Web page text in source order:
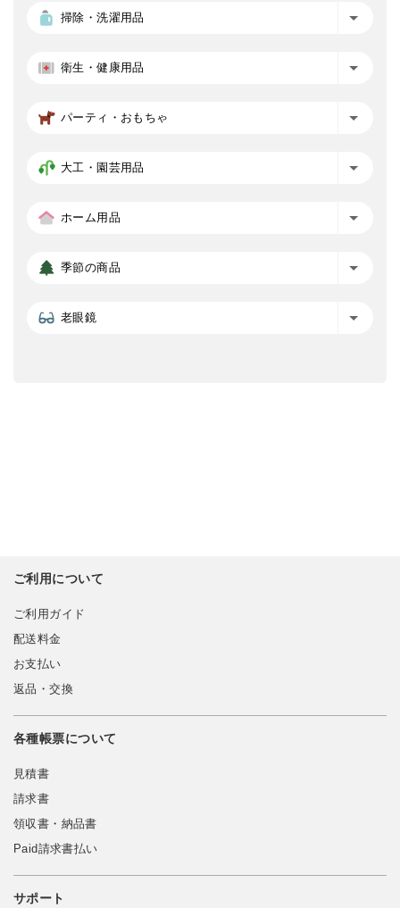
掃除・洗濯用品
衛生・健康用品
パーティ・おもちゃ
大工・園芸用品
ホーム用品
季節の商品
老眼鏡
ご利用について
ご利用ガイド
配送料金
お支払い
返品・交換
各種帳票について
見積書
請求書
領収書・納品書
Paid請求書払い
サポート